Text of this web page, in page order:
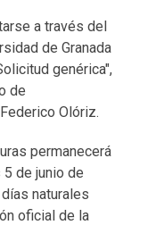
a través del
de Granada
genérica",
de
Olóriz.
permanecerá
de junio de
naturales
oficial de la